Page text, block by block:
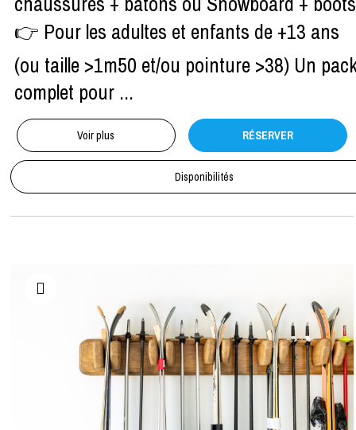
👉 Pour les adultes et enfants de +13 ans
(ou taille >1m50 et/ou pointure >38) Un
complet pour ...
Voir plus RÉSERVER
Disponibilités